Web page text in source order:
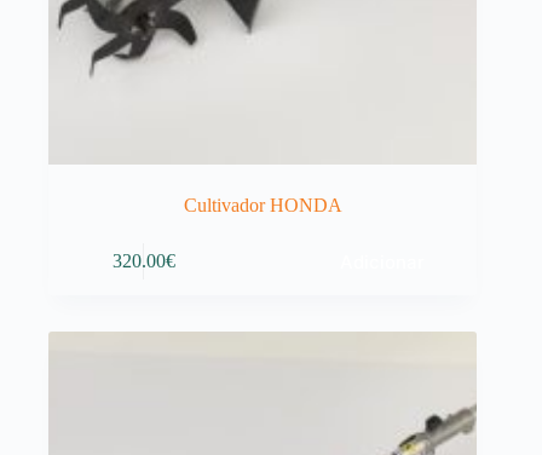
Cultivador HONDA
320.00€